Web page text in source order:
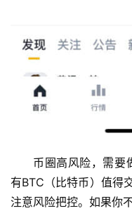
币圈高风险，需要
有BTC（比特币）值得
注意风险把控。如果你